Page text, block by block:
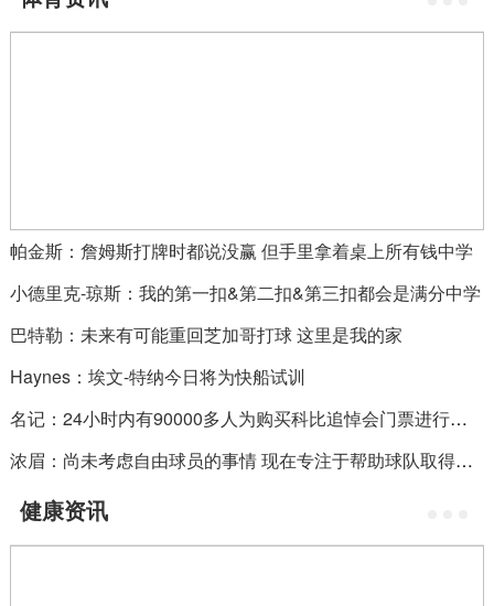
帕金斯：詹姆斯打牌时都说没赢 但手里拿着桌上所有钱中学
小德里克-琼斯：我的第一扣&第二扣&第三扣都会是满分中学
巴特勒：未来有可能重回芝加哥打球 这里是我的家
Haynes：埃文-特纳今日将为快船试训
名记：24小时内有90000多人为购买科比追悼会门票进行登记
浓眉：尚未考虑自由球员的事情 现在专注于帮助球队取得胜利
健康资讯